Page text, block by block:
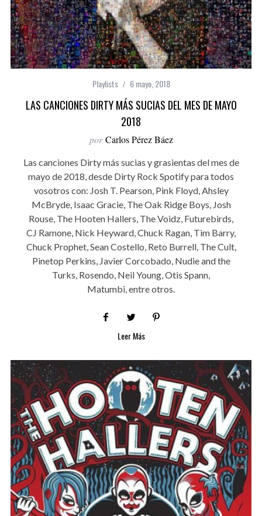
Playlists 6 mayo, 2018
LAS CANCIONES DIRTY MÁS SUCIAS DEL MES DE MAYO
2018
por Carlos Pérez Báez
Las canciones Dirty más sucias y grasientas del mes de
mayo de 2018, desde Dirty Rock Spotify para todos
vosotros con: Josh T. Pearson, Pink Floyd, Ahsley
McBryde, Isaac Gracie, The Oak Ridge Boys, Josh
Rouse, The Hooten Hallers, The Voidz, Futurebirds,
CJ Ramone, Nick Heyward, Chuck Ragan, Tim Barry,
Chuck Prophet, Sean Costello, Reto Burrell, The Cult,
Pinetop Perkins, Javier Corcobado, Nudie and the
Turks, Rosendo, Neil Young, Otis Spann,
Matumbi, entre otros.
Leer Más